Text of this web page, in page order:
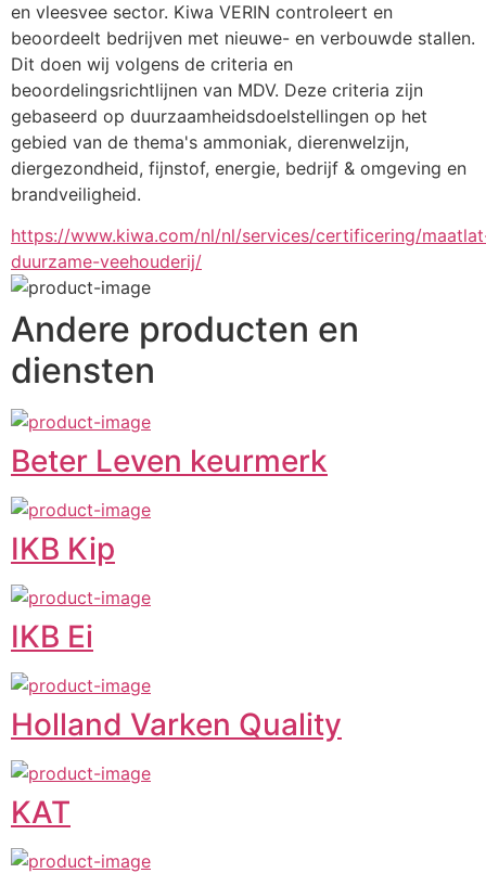
en vleesvee sector. Kiwa VERIN controleert en
beoordeelt bedrijven met nieuwe- en verbouwde stallen.
Dit doen wij volgens de criteria en
beoordelingsrichtlijnen van MDV. Deze criteria zijn
gebaseerd op duurzaamheidsdoelstellingen op het
gebied van de thema's ammoniak, dierenwelzijn,
diergezondheid, fijnstof, energie, bedrijf & omgeving en
brandveiligheid.
https://www.kiwa.com/nl/nl/services/certificering/
duurzame-veehouderij/
Andere producten en
diensten
Beter Leven keurmerk
IKB Kip
IKB Ei
Holland Varken Quality
KAT